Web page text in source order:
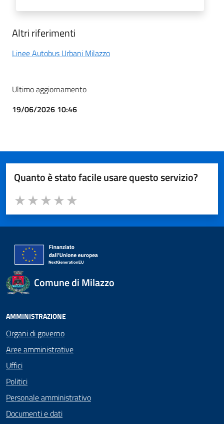
Altri riferimenti
Linee Autobus Urbani Milazzo
Ultimo aggiornamento
19/06/2026 10:46
Quanto è stato facile usare questo servizio?
Valuta da 1 a 5 stelle il servizio
Valuta 5 stelle su 5
Valuta 4 stelle su 5
Valuta 3 stelle su 5
Valuta 2 stelle su 5
Valuta 1 stelle su 5
Comune di Milazzo
AMMINISTRAZIONE
Organi di governo
Aree amministrative
Uffici
Politici
Personale amministrativo
Documenti e dati